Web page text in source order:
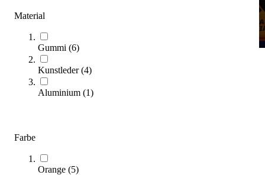
Material
Gummi (6)
Kunstleder(4)
Aluminium (1)
Farbe
Orange (5)
Wilson
Artikel)
Sortieren nach
SALE